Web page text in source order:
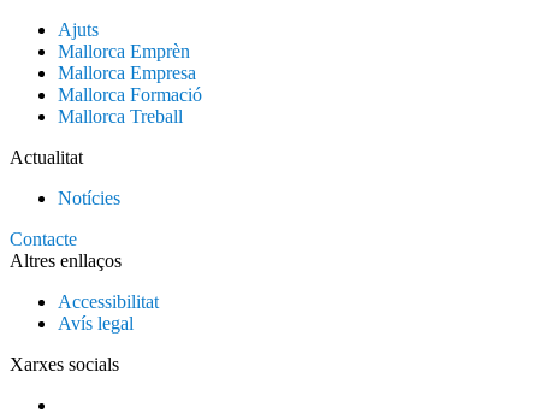
Ajuts
Mallorca Emprèn
Mallorca Empresa
Mallorca Formació
Mallorca Treball
Actualitat
Notícies
Contacte
Altres enllaços
Accessibilitat
Avís legal
Xarxes socials